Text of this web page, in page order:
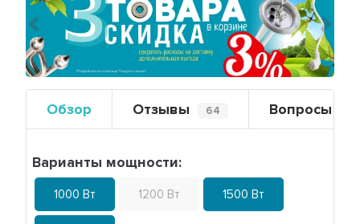
Предыдущий
Обзор Отзывы 64 Вопросы
Варианты мощности:
1000 Вт 1200 Вт 1500 Вт